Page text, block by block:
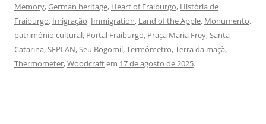
Memory,German heritage, Heart of Fraiburgo, História de
Fraiburgo, Imigração, Immigration, Land of the Apple, Monumento,
patrimônio cultural, Portal Fraiburgo, Praça Maria Frey,Santa
Catarina,SEPLAN,Seu Bogomil,Termômetro,Terra da maçã,
Thermometer,Woodcraftem 17 de agosto de 2025.